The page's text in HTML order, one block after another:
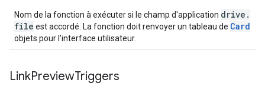
Nom de la fonction à exécuter si le champ d'application drive .
file est accordé. La fonction doit renvoyer un tableau de Card
objets pour l'interface utilisateur.
LinkPreviewTriggers